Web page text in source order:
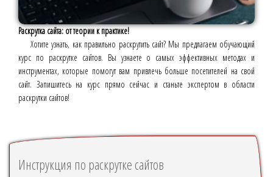
Раскрутка сайта: от теории к практике!
Хотите узнать, как правильно раскрутить сайт? Мы предлагаем обучающий
курс по раскрутке сайтов. Вы узнаете о самых эффективных методах и
инструментах, которые помогут вам привлечь больше посетителей на свой
сайт. Запишитесь на курс прямо сейчас и станьте экспертом в области
раскрутки сайтов!
Инструкция по раскрутке сайтов